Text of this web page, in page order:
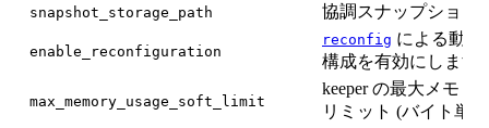
snapshot_storage_path 協調スナップショッ
enable_reconfiguration
reconfig による動的
構成を有効にします
max_memory_usage_soft_limit
keeper の最大メモリ
リミット (バイト単